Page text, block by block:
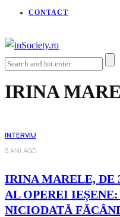
CONTACT
IRINA
INTERVIU
6 ANI AGO
IRINA MARELE, DE
AL OPEREI
NICIODATĂ